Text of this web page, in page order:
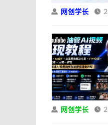
 网创学长 
 网创学长 